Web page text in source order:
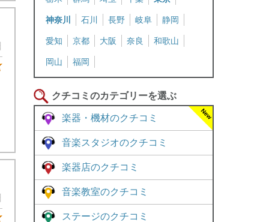
神奈川 石川 長野 岐阜 静岡
愛知 京都 大阪 奈良 和歌山
岡山 福岡
クチコミのカテゴリーを選ぶ
楽器・機材のクチコミ
音楽スタジオのクチコミ
楽器店のクチコミ
音楽教室のクチコミ
ステージのクチコミ